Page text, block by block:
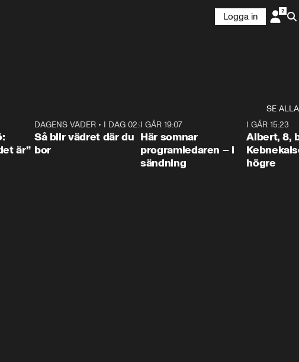
Logga in
SE ALLA
är”
1:06
DAGENS VÄDER• I DAG 02:30
Så blir vädret där du
bor
I GÅR 19:07
Här somnar
programledaren – i
sändning
I GÅR 15:23
Albert, 8,
högre